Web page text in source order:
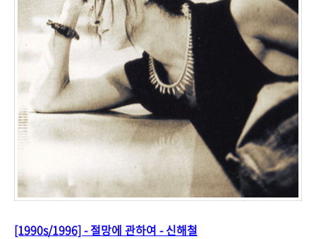
[1990s/1996] - 절망에 관하여 - 신해철